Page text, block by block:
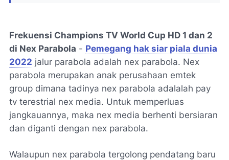
Frekuensi Champions TV World Cup HD 1 dan 2
di Nex Parabola - Pemegang hak siar piala dunia
2022 jalur parabola adalah nex parabola. Nex
parabola merupakan anak perusahaan emtek
group dimana tadinya nex parabola adalalah pay
tv terestrial nex media. Untuk memperluas
jangkauannya, maka nex media berhenti bersiaran
dan diganti dengan nex parabola.
Walaupun nex parabola tergolong pendatang baru